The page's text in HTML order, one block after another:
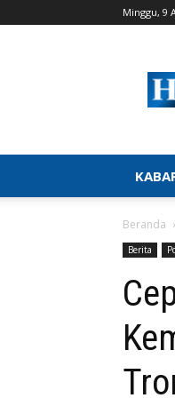
Minggu, 9
|
Beranda
Berita